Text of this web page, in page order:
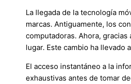
La llegada de la tecnología
marcas. Antiguamente, los
computadoras. Ahora,
lugar. Este cambio ha llevado
El acceso instantáneo a la
exhaustivas antes de tomar